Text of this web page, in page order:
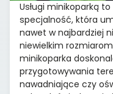
Usługi minikoparką
specjalność, która
nawet w najbardziej
niewielkim
minikoparka
przygotowywania
nawadniające czy